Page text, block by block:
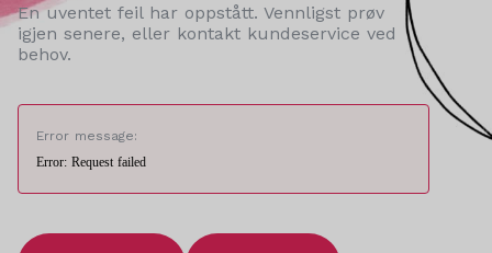
En uventet feil har oppstått. Vennligst prøv
igjen senere, eller kontakt kundeservice ved
behov.
Error message:
Error: Request failed